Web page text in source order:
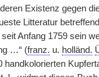
Existenz gegen
Litteratur
seit Anfang 1759 sein
…“ (franz. u. holländ.